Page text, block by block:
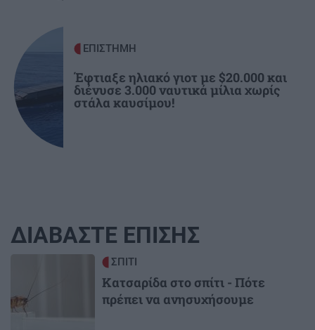
ΕΠΙΣΤΗΜΗ
Έφτιαξε ηλιακό γιοτ με $20.000 και
διένυσε 3.000 ναυτικά μίλια χωρίς
στάλα καυσίμου!
ΔΙΑΒΑΣΤΕ ΕΠΙΣΗΣ
ΣΠΙΤΙ
Κατσαρίδα στο σπίτι - Πότε
πρέπει να ανησυχήσουμε